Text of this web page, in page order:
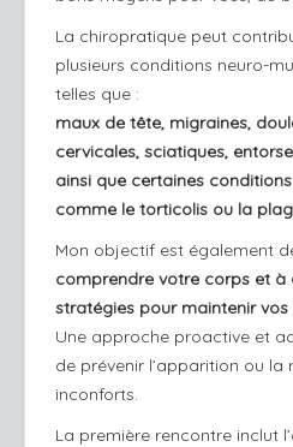
La chiropratique peut
plusieurs conditions neuro-
telles que :
maux de tête, migraines,
cervicales, sciatiques,
ainsi que certaines
comme le torticolis ou la
Mon objectif est également
comprendre votre corps et à
stratégies pour maintenir
Une approche proactive et
de prévenir l’apparition ou la
inconforts.
La première rencontre inclut